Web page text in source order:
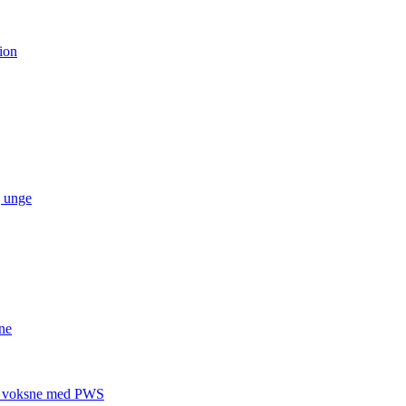
unge
med PWS